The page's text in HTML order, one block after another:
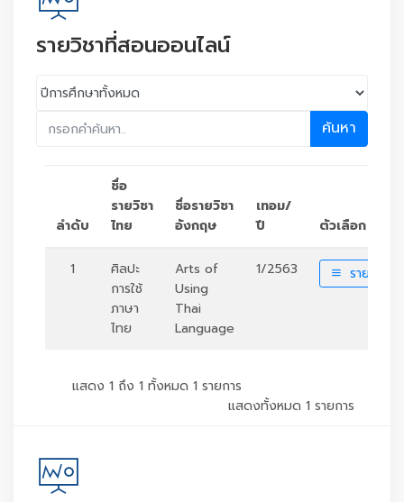
รายวิชาที่สอนออนไลน์
ค้นหา
ลำดับ
ชื่อ
รายวิชา
ไทย
ชื่อรายวิชา
อังกฤษ
เทอม/
ปี
ตัวเลือก
1
ศิลปะ
การใช้
ภาษา
ไทย
Arts of
Using
Thai
Language
1/2563 รายละเอี
แสดง 1 ถึง 1 ทั้งหมด 1 รายการ
แสดงทั้งหมด 1 รายการ